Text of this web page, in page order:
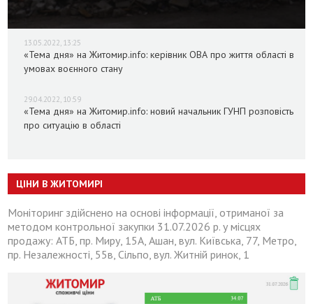
13.05.2022, 13:25
«Тема дня» на Житомир.info: керівник ОВА про життя області в
умовах воєнного стану
29.04.2022, 10:59
«Тема дня» на Житомир.info: новий начальник ГУНП розповість
про ситуацію в області
ЦІНИ В ЖИТОМИРІ
Моніторинг здійснено на основі інформації, отриманої за
методом контрольної закупки 31.07.2026 р. у місцях
продажу: АТБ, пр. Миру, 15А, Ашан, вул. Київська, 77, Метро,
пр. Незалежності, 55в, Сільпо, вул. Житній ринок, 1